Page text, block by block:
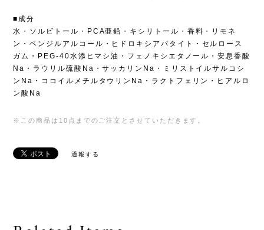
■成分
水・ソルビトール・PCA亜鉛・キシリトール・香料・リモネ
ン・ベンジルアルコール・ヒドロキシアパタイト・セルロース
ガム・PEG-40水添ヒマシ油・フェノキシエタノール・安息香酸
Na・ラウリル硫酸Na・サッカリンNa・ミリストイルサルコシ
ンNa・ココイルメチルタウリンNa・ラクトフェリン・ヒアルロ
ン酸Na
※この商品は10点までのご注文とさせていただきます。
通報する